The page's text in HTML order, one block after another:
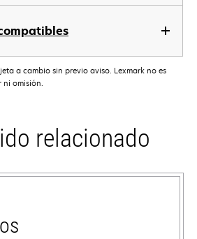
a cambio sin previo aviso. Lexmark no es
ni omisión.
relacionado